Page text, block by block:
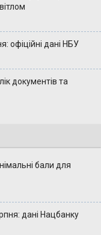
офіційні дані НБУ
документів та
бали для
дані Нацбанку